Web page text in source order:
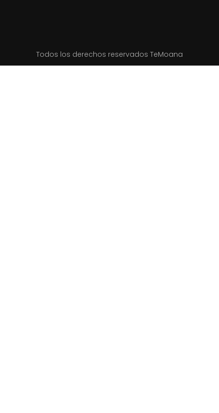
Todos los derechos reservados TeMoana